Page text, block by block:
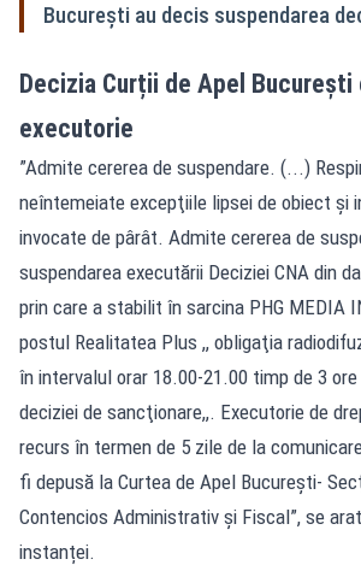
București au decis suspendarea
Decizia Curții de Apel București
executorie
”Admite cererea de suspendare. (...)
neîntemeiate excepţiile lipsei de obiect şi
invocate de pârât. Admite cererea de
suspendarea executării Deciziei CNA din
prin care a stabilit în sarcina PHG MEDIA
postul Realitatea Plus ,, obligaţia
în intervalul orar 18.00-21.00 timp de 3
deciziei de sancţionare,,. Executorie de
recurs în termen de 5 zile de la
fi depusă la Curtea de Apel Bucureşti-
Contencios Administrativ şi Fiscal”, se
instanței.